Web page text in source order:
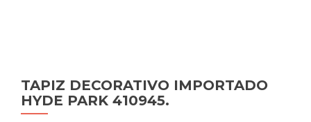
TAPIZ DECORATIVO IMPORTADO
HYDE PARK 410945.